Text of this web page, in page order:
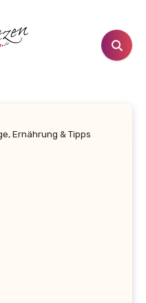
Ernährung & Tipps